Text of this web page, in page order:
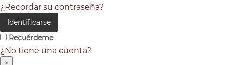
¿Recordar su contraseña?
Identificarse
Recuérdeme
¿No tiene una cuenta?
×